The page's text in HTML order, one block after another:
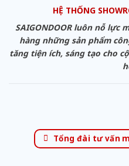
HỆ THỐNG
SAIGONDOOR luôn nỗ lực
hàng những sản phẩm
tăng tiện ích, sáng tạo cho
Tổng đài tư vấn